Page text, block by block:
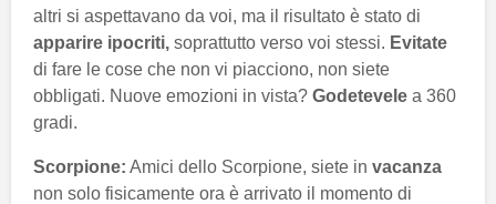
altri si aspettavano da voi, ma il risultato è stato di
apparire ipocriti, soprattutto verso voi stessi. Evitate
di fare le cose che non vi piacciono, non siete
obbligati. Nuove emozioni in vista? Godetevele a 360
gradi.
Scorpione: Amici dello Scorpione, siete in vacanza
non solo fisicamente ora è arrivato il momento di